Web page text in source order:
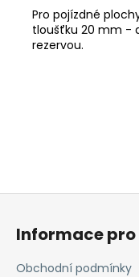
Pro pojízdné
tloušťku 20 mm -
rezervou.
Z
Informace
Obchodní podmínky